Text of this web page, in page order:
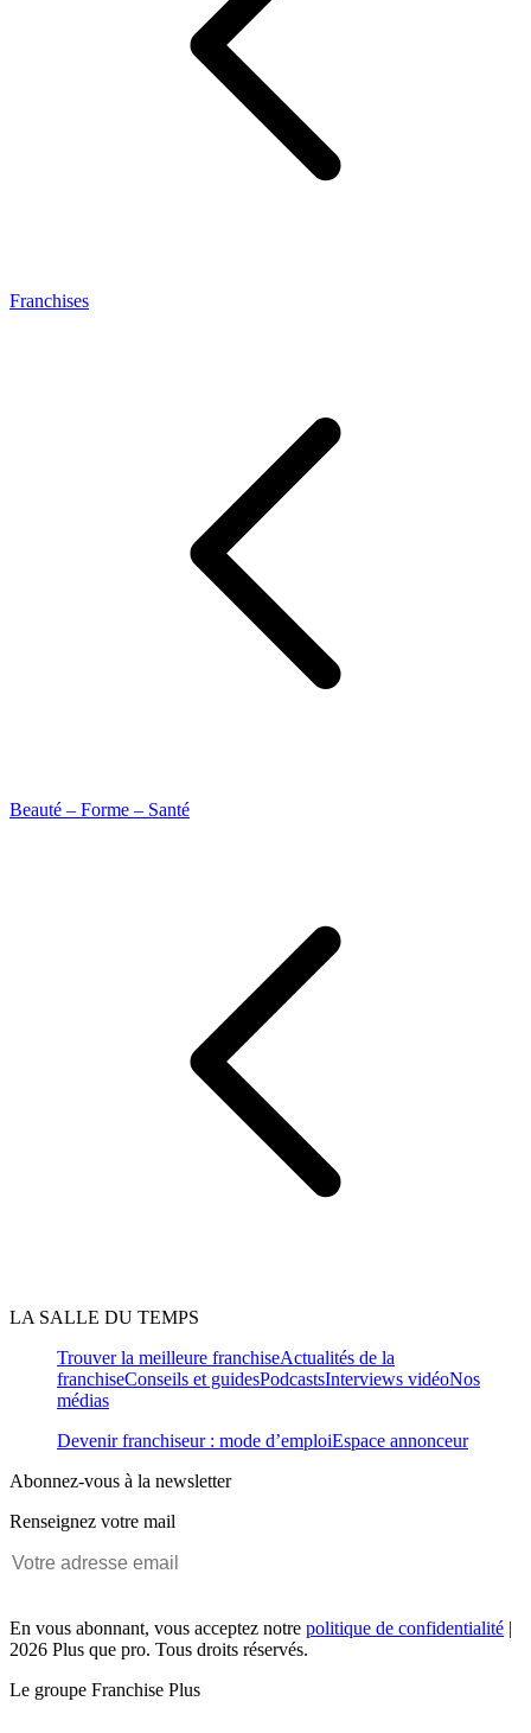
Franchises
Beauté – Forme – Santé
LA SALLE DU TEMPS
Trouver la meilleure franchiseActualités de la
franchiseConseils et guidesPodcastsInterviews vidéoNos
médias
Devenir franchiseur : mode d’emploiEspace annonceur
Abonnez-vous à la newsletter
Renseignez votre mail
En vous abonnant, vous acceptez notre politique de confidentialité |
2026 Plus que pro. Tous droits réservés.
Le groupe Franchise Plus